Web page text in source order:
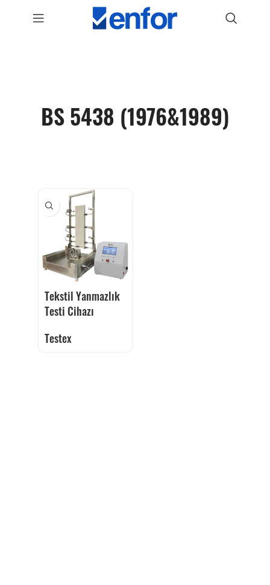
BS 5438 (1976&1989)
Tekstil Yanmazlık
Testi Cihazı
Testex